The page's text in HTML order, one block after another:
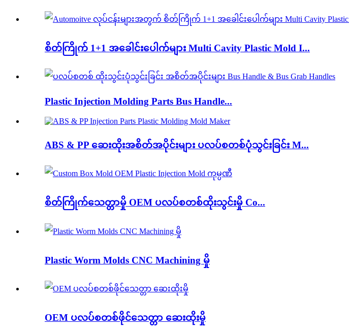
စိတ်ကြိုက် 1+1 အခေါင်းပေါက်များ Multi Cavity Plastic Mold I...
Plastic Injection Molding Parts Bus Handle...
ABS & PP ဆေးထိုးအစိတ်အပိုင်းများ ပလပ်စတစ်ပုံသွင်းခြင်း M...
စိတ်ကြိုက်သေတ္တာမှို OEM ပလပ်စတစ်ထိုးသွင်းမှို Co...
Plastic Worm Molds CNC Machining မှို
OEM ပလပ်စတစ်ဖိုင်သေတ္တာ ဆေးထိုးမှို